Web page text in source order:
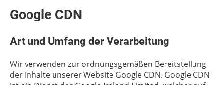
Google CDN
Art und Umfang der Verarbeitung
Wir verwenden zur ordnungsgemäßen Bereitstellung
der Inhalte unserer Website Google CDN. Google CDN